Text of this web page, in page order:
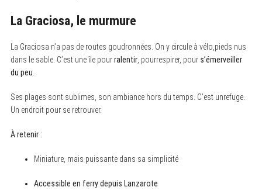
La Graciosa, le murmure
La Graciosa n’a pas de routes goudronnées. On y circule à vélo,pieds nus
dans le sable. C’est une île pourralentir, pourrespirer, pour s’émerveiller
du peu
Ses plages sont sublimes, son ambiance hors du temps. C’est unrefuge.
Un endroit pour se retrouver.
À retenir :
Miniature, mais puissante dans sa simplicité
Accessible en ferry depuis Lanzarote